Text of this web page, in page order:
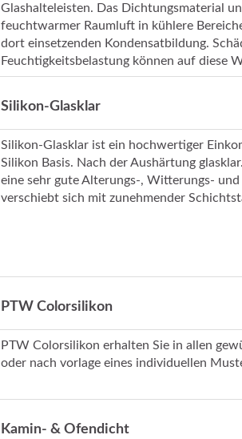
Glashalteleisten. Das Dichtungsmaterial
feuchtwarmer Raumluft in kühlere
dort einsetzenden Kondensatbildung.
Feuchtigkeitsbelastung können auf diese
Silikon-Glasklar
Silikon-Glasklar ist ein hochwertiger
Silikon Basis. Nach der Aushärtung
eine sehr gute Alterungs-, Witterungs-
verschiebt sich mit zunehmender
PTW Colorsilikon
PTW Colorsilikon erhalten Sie in allen
oder nach vorlage eines individuellen
Kamin- & Ofendicht